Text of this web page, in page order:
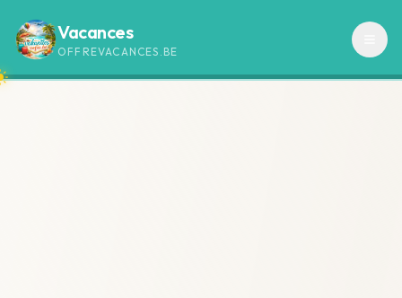
Vacances
OFFREVACANCES.BE